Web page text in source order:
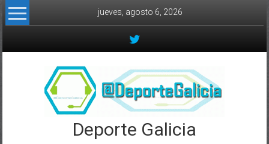
Skip to content
jueves, agosto 6, 2026
Deporte Galicia